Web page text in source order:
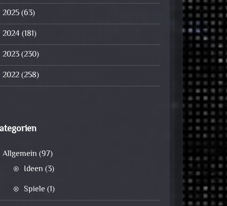
2025(63)
2024(181)
2023(230)
2022(258)
Allgemein (97)
Ideen (3)
Spiele (1)